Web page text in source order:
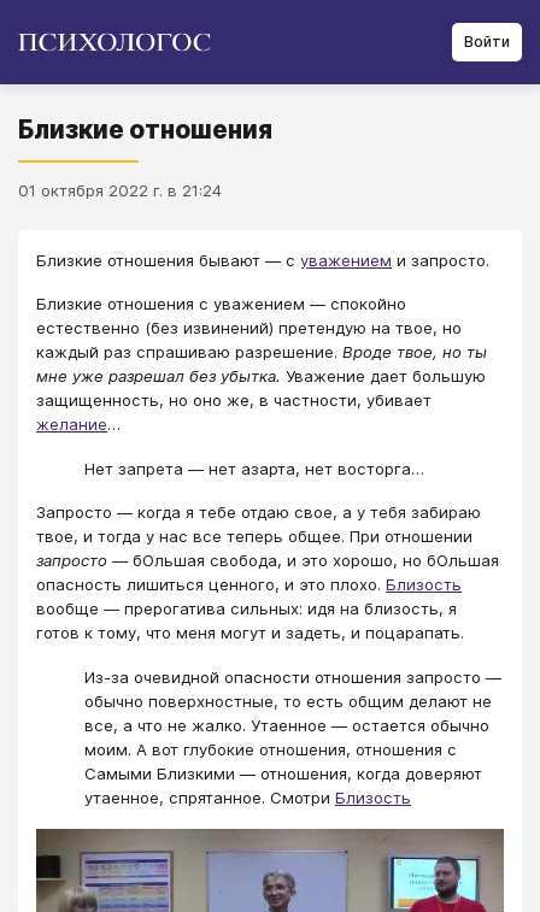
Войти
Близкие отношения
01 октября 2022 г. в 21:24
Близкие отношения бывают — с уважением и запросто.
Близкие отношения с уважением — спокойно
естественно (без извинений) претендую на твое, но
каждый раз спрашиваю разрешение. Вроде твое, но ты
мне уже разрешал без убытка. Уважение дает большую
защищенность, но оно же, в частности, убивает
желание…
Нет запрета — нет азарта, нет восторга…
Запросто — когда я тебе отдаю свое, а у тебя забираю
твое, и тогда у нас все теперь общее. При отношении
запросто — бОльшая свобода, и это хорошо, но бОльшая
опасность лишиться ценного, и это плохо. Близость
вообще — прерогатива сильных: идя на близость, я
готов к тому, что меня могут и задеть, и поцарапать.
Из-за очевидной опасности отношения запросто —
обычно поверхностные, то есть общим делают не
все, а что не жалко. Утаенное — остается обычно
моим. А вот глубокие отношения, отношения с
Самыми Близкими — отношения, когда доверяют
утаенное, спрятанное. Смотри Близость